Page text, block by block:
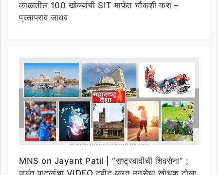
काळातील 100 खोक्यांची SIT मार्फत चौकशी करा –
प्रतापराव जाधव
MNS on Jayant Patil | “राष्ट्रवादीची शिवसेना” ;
जयंत पाटलांचा VIDEO ट्वीट करत मनसेचा खोचक टोला